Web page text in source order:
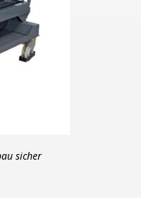
sicher